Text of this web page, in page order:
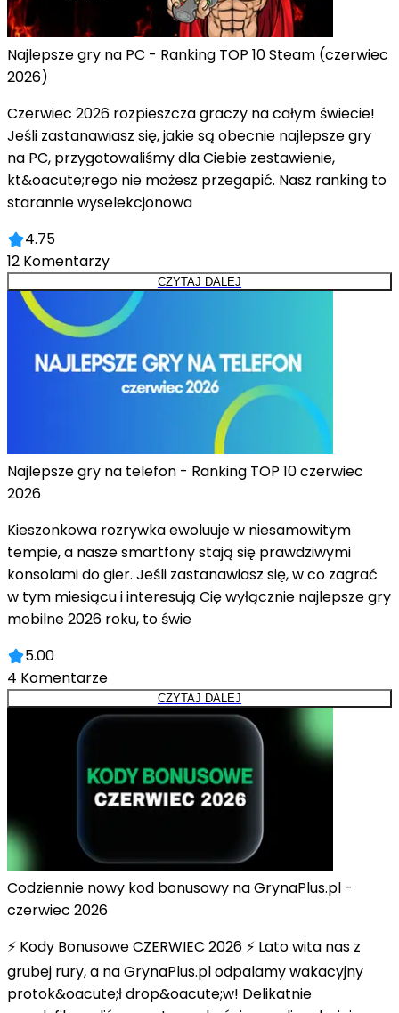
Najlepsze gry na PC - Ranking TOP 10 Steam (czerwiec
2026)
Czerwiec 2026 rozpieszcza graczy na całym świecie!
Jeśli zastanawiasz się, jakie są obecnie najlepsze gry
na PC, przygotowaliśmy dla Ciebie zestawienie,
kt&oacute;rego nie możesz przegapić. Nasz ranking to
starannie wyselekcjonowa
4.75
12 Komentarzy
CZYTAJ DALEJ
Najlepsze gry na telefon - Ranking TOP 10 czerwiec
2026
Kieszonkowa rozrywka ewoluuje w niesamowitym
tempie, a nasze smartfony stają się prawdziwymi
konsolami do gier. Jeśli zastanawiasz się, w co zagrać
w tym miesiącu i interesują Cię wyłącznie najlepsze gry
mobilne 2026 roku, to świe
5.00
4 Komentarze
CZYTAJ DALEJ
Codziennie nowy kod bonusowy na GrynaPlus.pl -
czerwiec 2026
⚡ Kody Bonusowe CZERWIEC 2026 ⚡ Lato wita nas z
grubej rury, a na GrynaPlus.pl odpalamy wakacyjny
protok&oacute;ł drop&oacute;w! Delikatnie